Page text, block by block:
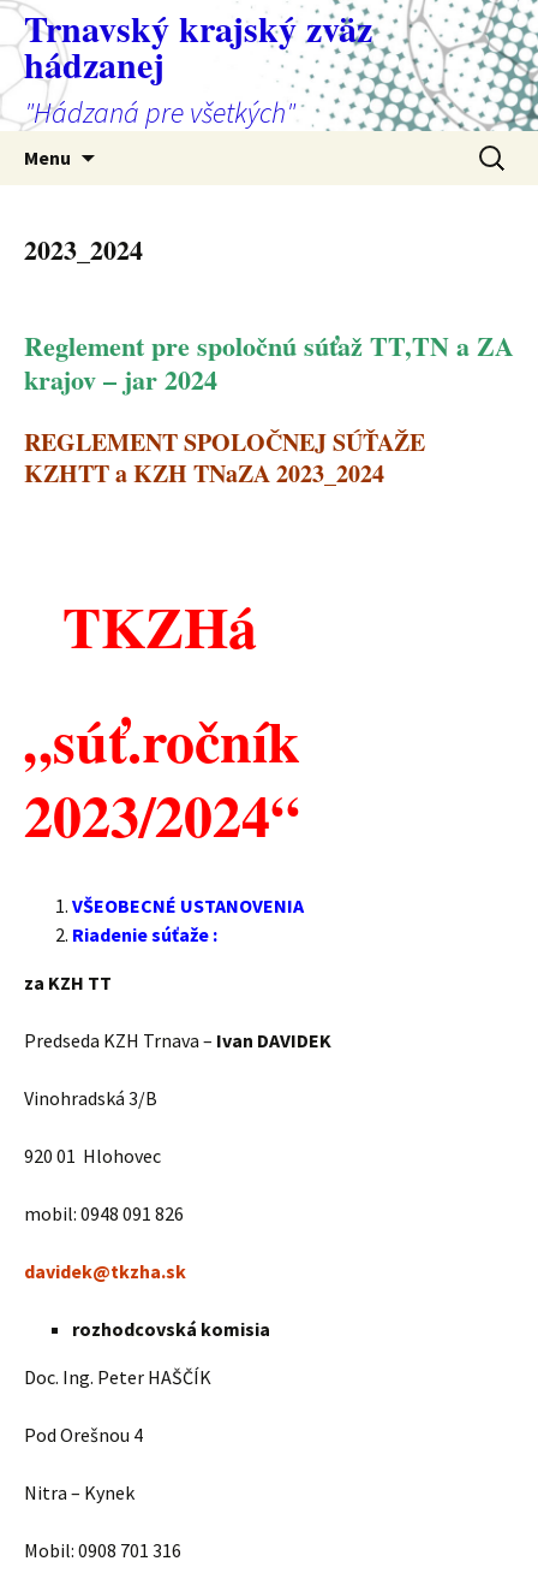
Preskočiť
na
obsah
Trnavský krajský zväz
hádzanej
"Hádzaná pre všetkých"
Menu Hľadať:
2023_2024
Reglement pre spoločnú súťaž TT,TN a ZA
krajov – jar 2024
REGLEMENT SPOLOČNEJ SÚŤAŽE
KZHTT a KZH TNaZA 2023_2024
TKZHá
„súť.ročník
2023/2024“
VŠEOBECNÉ USTANOVENIA
Riadenie súťaže :
za KZH TT
Predseda KZH Trnava – Ivan DAVIDEK
Vinohradská 3/B
920 01 Hlohovec
mobil: 0948 091 826
davidek@tkzha.sk
rozhodcovská komisia
Doc. Ing. Peter HAŠČÍK
Pod Orešnou 4
Nitra – Kynek
Mobil: 0908 701 316